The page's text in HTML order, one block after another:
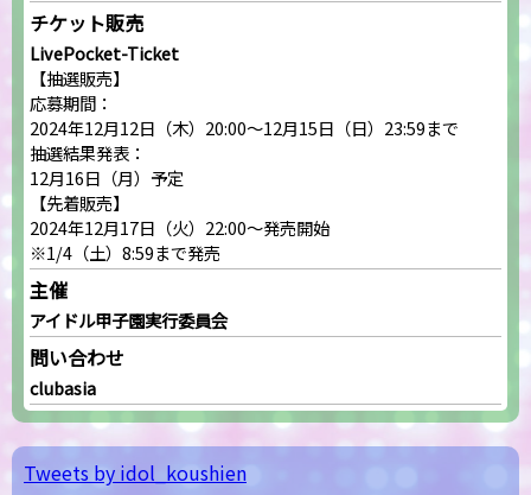
チケット販売
LivePocket-Ticket
【抽選販売】
応募期間：
2024年12月12日（木）20:00～12月15日（日）23:59まで
抽選結果発表：
12月16日（月）予定
【先着販売】
2024年12月17日（火）22:00～発売開始
※1/4（土）8:59まで発売
主催
アイドル甲子園実行委員会
問い合わせ
clubasia
Tweets by idol_koushien